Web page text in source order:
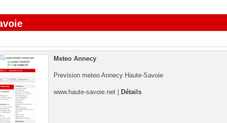
Meteo Annecy
Prevision meteo Annecy Haute-Savoie
www.haute-savoie.net Détails